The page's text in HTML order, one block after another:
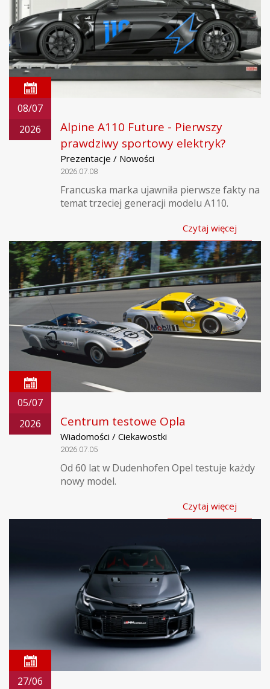
08/07
2026
Alpine A110 Future - Pierwszy
prawdziwy sportowy elektryk?
Prezentacje / Nowości
2026.07.08
Francuska marka ujawniła pierwsze fakty na
temat trzeciej generacji modelu A110.
Czytaj więcej
05/07
2026
Centrum testowe Opla
Wiadomości / Ciekawostki
2026.07.05
Od 60 lat w Dudenhofen Opel testuje każdy
nowy model.
Czytaj więcej
27/06